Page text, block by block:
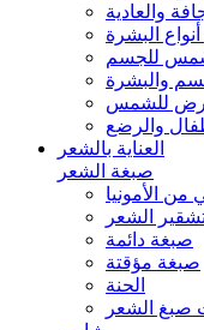
والعادية
البشرة
للجسم
والبشرة
للشمس
والرضع
العناية بالشعر
صبغة الشعر
من الأمونيا
الشعر
صبغة دائمة
صبغة مؤقتة
الحنة
صبغ الشعر